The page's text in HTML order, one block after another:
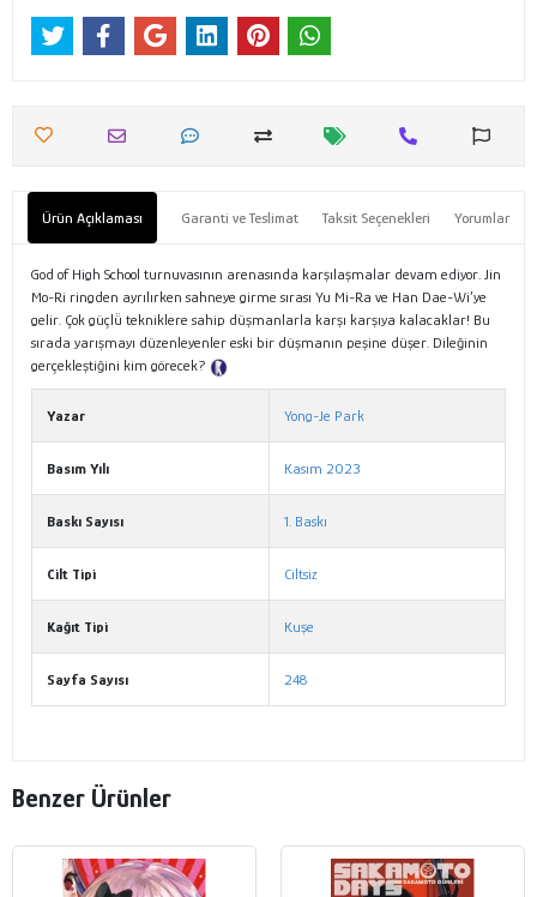
Ürün Açıklaması Garanti ve Teslimat Taksit Seçenekleri Yorumlar
God of High School turnuvasının arenasında karşılaşmalar devam ediyor. Jin
Mo-Ri ringden ayrılırken sahneye girme sırası Yu Mi-Ra ve Han Dae-Wi’ye
gelir. Çok güçlü̈ tekniklere sahip düşmanlarla karşı karşıya kalacaklar! Bu
sırada yarışmayı düzenleyenler eski bir düşmanın peşine düşer. Dileğinin
gerçekleştiğini kim görecek?
Yazar Yong-Je Park
Basım Yılı Kasım 2023
Baskı Sayısı 1. Baskı
Cilt Tipi Ciltsiz
Kağıt Tipi Kuşe
Sayfa Sayısı 248
Benzer Ürünler